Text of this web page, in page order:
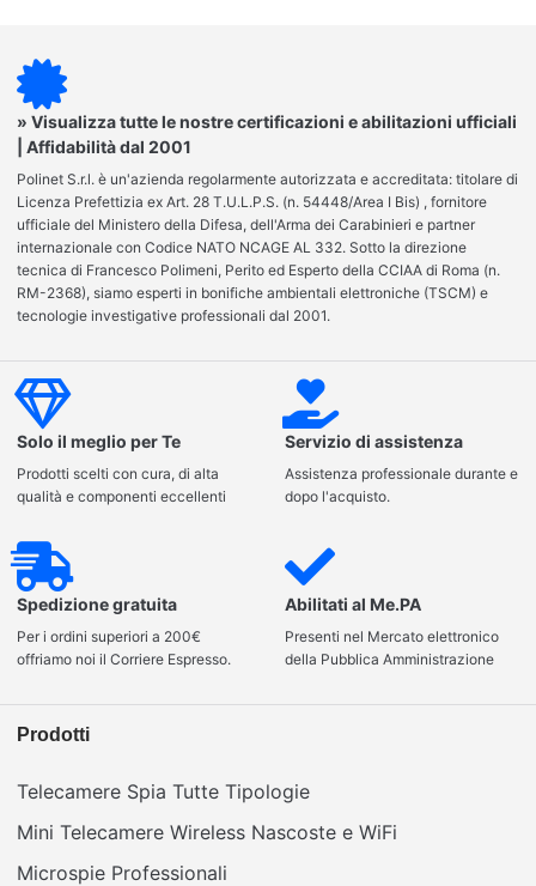
» Visualizza tutte le nostre certificazioni e abilitazioni ufficiali
| Affidabilità dal 2001
Polinet S.r.l. è un'azienda regolarmente autorizzata e accreditata: titolare di
Licenza Prefettizia ex Art. 28 T.U.L.P.S. (n. 54448/Area I Bis) , fornitore
ufficiale del Ministero della Difesa, dell'Arma dei Carabinieri e partner
internazionale con Codice NATO NCAGE AL 332. Sotto la direzione
tecnica di Francesco Polimeni, Perito ed Esperto della CCIAA di Roma (n.
RM-2368), siamo esperti in bonifiche ambientali elettroniche (TSCM) e
tecnologie investigative professionali dal 2001.
Solo il meglio per Te
Prodotti scelti con cura, di alta
qualità e componenti eccellenti
Servizio di assistenza
Assistenza professionale durante e
dopo l'acquisto.
Spedizione gratuita
Per i ordini superiori a 200€
offriamo noi il Corriere Espresso.
Abilitati al Me.PA
Presenti nel Mercato elettronico
della Pubblica Amministrazione
Prodotti
Telecamere Spia Tutte Tipologie
Mini Telecamere Wireless Nascoste e WiFi
Microspie Professionali